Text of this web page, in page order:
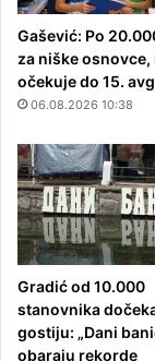
Gašević: Po
za niške osnovce,
očekuje do 15.
06.08.2026 10:38
Gradić od 10.000
stanovnika
gostiju: „Dani
obaraju rekorde